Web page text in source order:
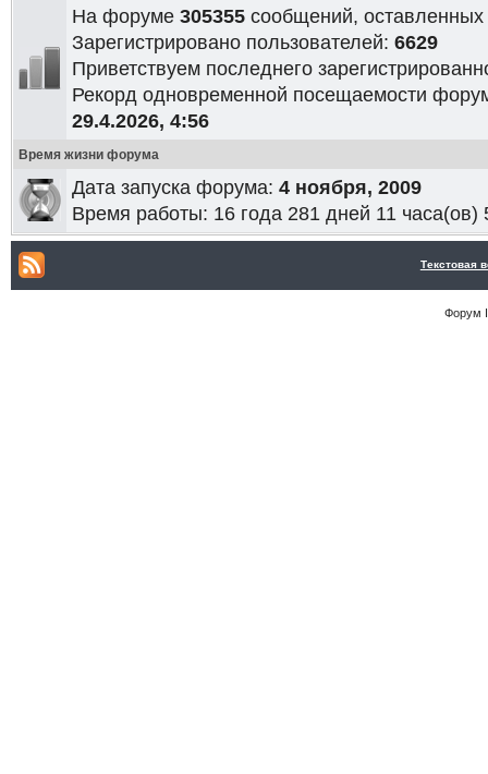
На форуме 305355сообщений,
Зарегистрировано пользователей: 6629
Приветствуем последнего
Рекорд одновременной посещаемости
29.4.2026, 4:56
Время жизни форума
Дата запуска форума: 4 ноября, 2009
Время работы: 16 года 281 дней 11
Текстовая
Форум